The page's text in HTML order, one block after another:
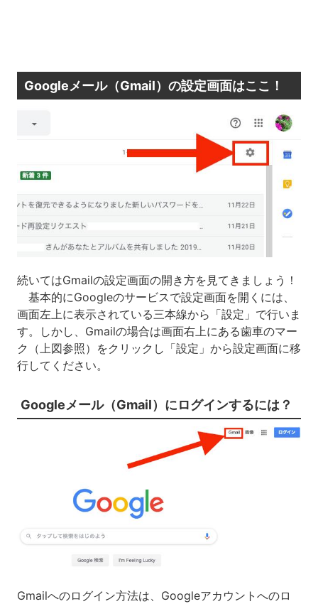
Googleメール（Gmail）の設定画面はここ！
続いてはGmailの設定画面の開き方を見てきましょう！
基本的にGoogleのサービスで設定画面を開くには、
画面左上に表示されている三本線から「設定」で行いま
す。しかし、Gmailの場合は画面右上にある歯車のマー
ク（上図参照）をクリックし「設定」から設定画面に移
行してください。
Googleメール（Gmail）にログインするには？
Gmailへのログイン方法は、Googleアカウントへのロ